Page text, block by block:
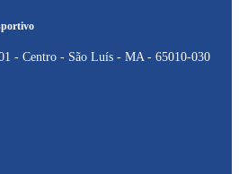
- Centro - São Luís - MA - 65010-030